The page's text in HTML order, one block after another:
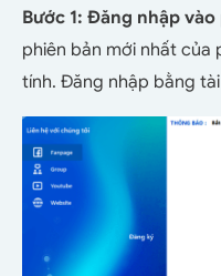
Bước 1: Đăng nhập
phiên bản mới nhất của
tính. Đăng nhập bằng